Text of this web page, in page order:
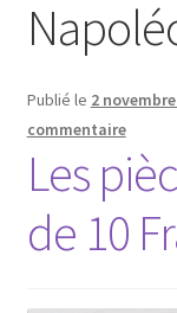
Publié le 2 novembre
commentaire
Les
de 10